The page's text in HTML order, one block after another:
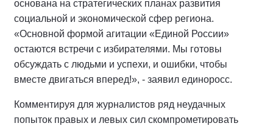
основана на стратегических планах развития
социальной и экономической сфер региона.
«Основной формой агитации «Единой России»
остаются встречи с избирателями. Мы готовы
обсуждать с людьми и успехи, и ошибки, чтобы
вместе двигаться вперед!», - заявил единоросс.
Комментируя для журналистов ряд неудачных
попыток правых и левых сил скомпрометировать